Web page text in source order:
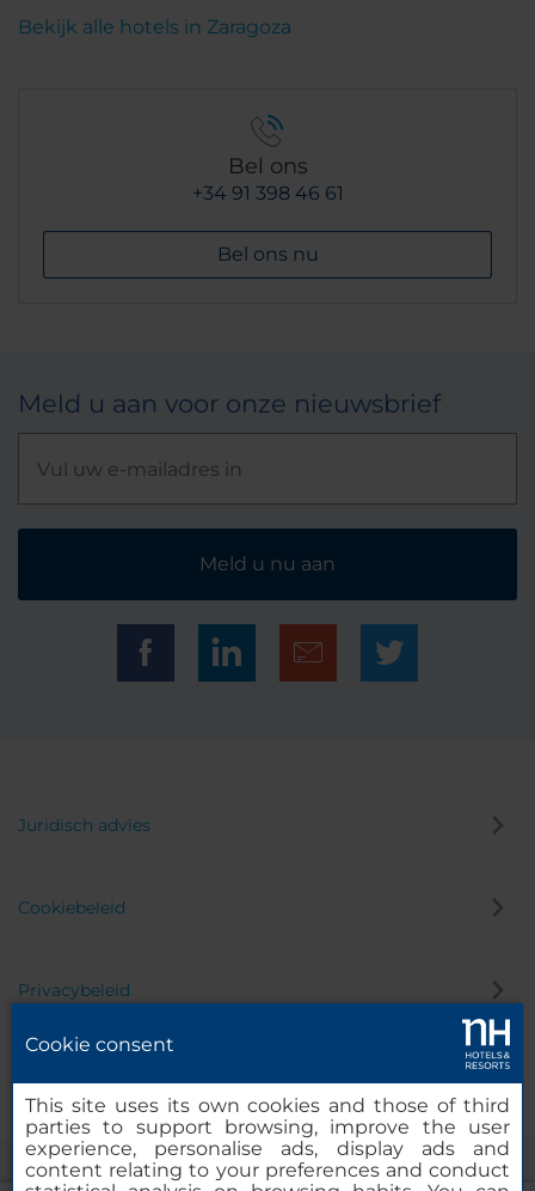
Bekijk alle hotels in Zaragoza
Bel ons
+34 91 398 46 61
Bel ons nu
Meld u aan voor onze nieuwsbrief
Meld u nu aan
Juridisch advies
Cookiebeleid
Privacybeleid
Cookie consent
This site uses its own cookies and those of third
parties to support browsing, improve the user
experience, personalise ads, display ads and
content relating to your preferences and conduct